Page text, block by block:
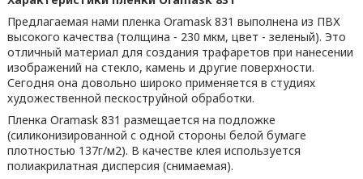
Предлагаемая нами пленка Oramask 831 выполнена из ПВХ
высокого качества (толщина - 230 мкм, цвет - зеленый). Это
отличный материал для создания трафаретов при нанесении
изображений на стекло, камень и другие поверхности.
Сегодня она довольно широко применяется в студиях
художественной пескоструйной обработки.
Пленка Oramask 831 размещается на подложке
(силиконизированной с одной стороны белой бумаге
плотностью 137г/м2). В качестве клея используется
полиакрилатная дисперсия (снимаемая).